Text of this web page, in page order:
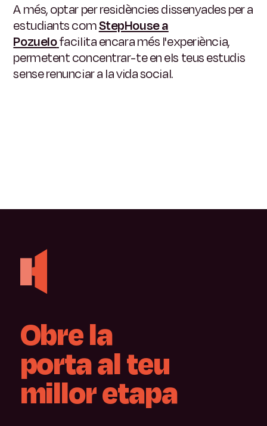
A més, optar per residències dissenyades per a
estudiants comStepHouse a
Pozuelofacilita encara més l'experiència,
permetent concentrar-te en els teus estudis
sense renunciar a la vida social.
Obrela
portaalteu
milloretapa